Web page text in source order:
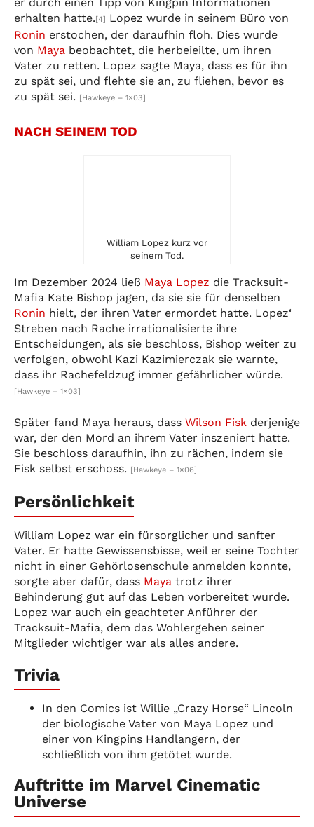
erhalten hatte.[4] Lopez wurde in seinem Büro von
Ronin erstochen, der daraufhin floh. Dies wurde
von Maya beobachtet, die herbeieilte, um ihren
Vater zu retten. Lopez sagte Maya, dass es für ihn
zu spät sei, und flehte sie an, zu fliehen, bevor es
zu spät sei. [Hawkeye – 1×03]
NACH SEINEM TOD
William Lopez kurz vor
seinem Tod.
Im Dezember 2024 ließ Maya Lopez die Tracksuit-
Mafia Kate Bishop jagen, da sie sie für denselben
Ronin hielt, der ihren Vater ermordet hatte. Lopez‘
Streben nach Rache irrationalisierte ihre
Entscheidungen, als sie beschloss, Bishop weiter zu
verfolgen, obwohl Kazi Kazimierczak sie warnte,
dass ihr Rachefeldzug immer gefährlicher würde.
[Hawkeye – 1×03]
Später fand Maya heraus, dass Wilson Fisk derjenige
war, der den Mord an ihrem Vater inszeniert hatte.
Sie beschloss daraufhin, ihn zu rächen, indem sie
Fisk selbst erschoss. [Hawkeye – 1×06]
Persönlichkeit
William Lopez war ein fürsorglicher und sanfter
Vater. Er hatte Gewissensbisse, weil er seine Tochter
nicht in einer Gehörlosenschule anmelden konnte,
sorgte aber dafür, dass Maya trotz ihrer
Behinderung gut auf das Leben vorbereitet wurde.
Lopez war auch ein geachteter Anführer der
Tracksuit-Mafia, dem das Wohlergehen seiner
Mitglieder wichtiger war als alles andere.
Trivia
In den Comics ist Willie „Crazy Horse“ Lincoln
der biologische Vater von Maya Lopez und
einer von Kingpins Handlangern, der
schließlich von ihm getötet wurde.
Auftritte im Marvel Cinematic
Universe